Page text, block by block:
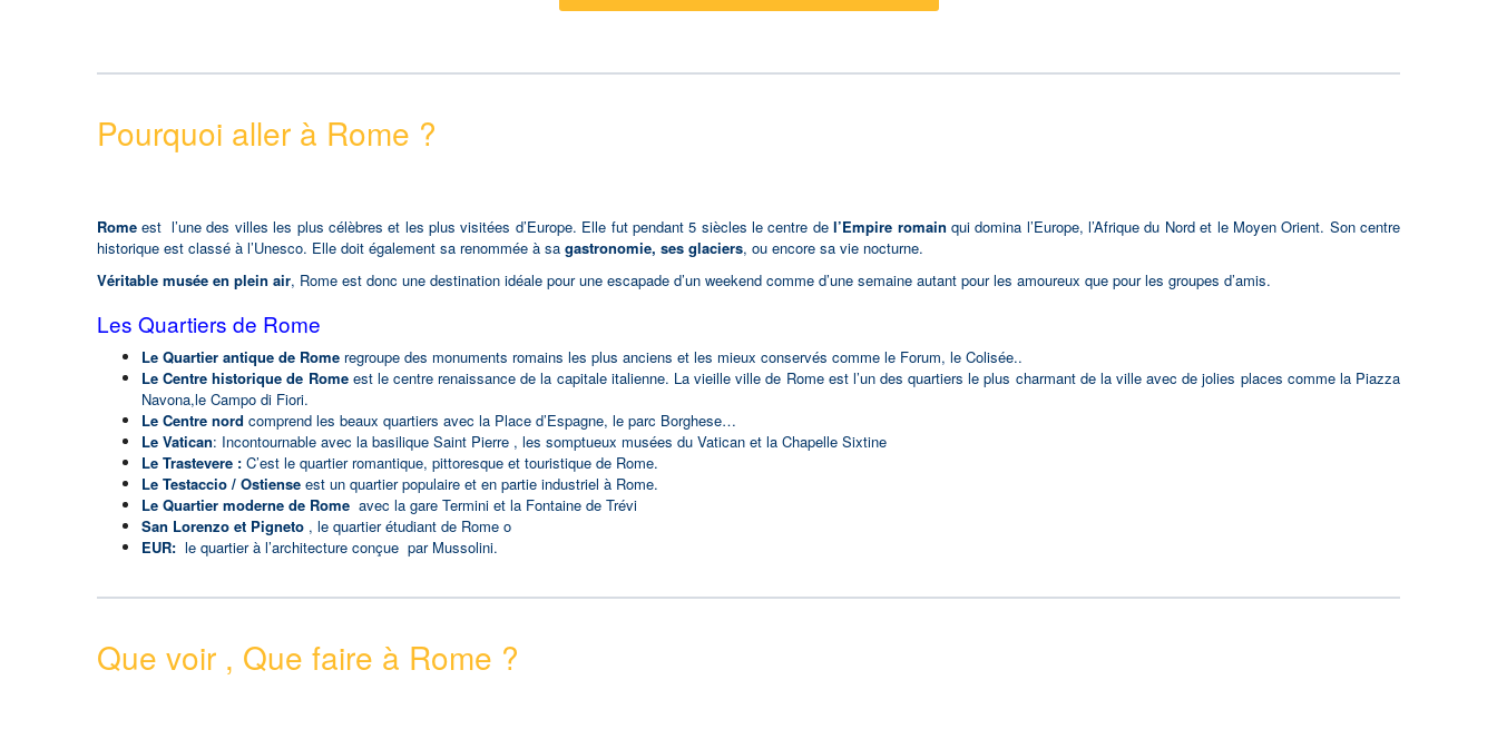
Pourquoi aller à Rome ?
Rome est l’une des villes les plus célèbres et les plus visitées d’Europe. Elle fut pendant 5 siècles le centre del’Empire romain qui domina l’Europe, l’Afrique du Nord et le Moyen Orient. Son centre
historique est classé à l’Unesco. Elle doit également sa renommée à sa gastronomie, ses glaciers, ou encore sa vie nocturne.
Véritable musée en plein air, Rome est donc une destination idéale pour une escapade d’un weekend comme d’une semaine autant pour les amoureux que pour les groupes d’amis.
Les Quartiers de Rome
Le Quartier antique de Rome regroupe des monuments romains les plus anciens et les mieux conservés comme le Forum, le Colisée..
Le Centre historique de Romeest le centre renaissance de la capitale italienne. La vieille ville de Rome est l’un des quartiers le plus charmant de la ville avec de jolies places comme la Piazza
Navona,le Campo di Fiori.
Le Centre nord comprend les beaux quartiers avec la Place d’Espagne, le parc Borghese…
Le Vatican: Incontournable avec la basilique Saint Pierre , les somptueux musées du Vatican et la Chapelle Sixtine
Le Trastevere : C’est le quartier romantique, pittoresque et touristique de Rome.
Le Testaccio / Ostiense est un quartier populaire et en partie industriel à Rome.
Le Quartier moderne de Rome avec la gare Termini et la Fontaine de Trévi
San Lorenzo et Pigneto , le quartier étudiant de Rome o
EUR: le quartier à l’architecture conçue par Mussolini.
Que voir , Que faire à Rome ?